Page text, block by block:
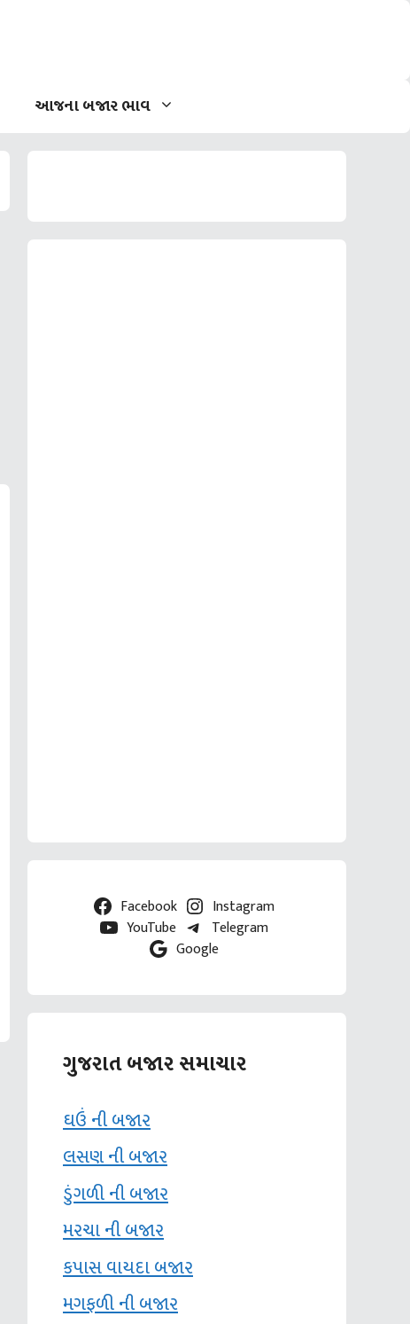
આજના બજાર ભાવ
Facebook
Instagram
YouTube
Telegram
Google
ગુજરાત બજાર સમાચાર
ઘઉં ની બજાર
લસણ ની બજાર
ડુંગળી ની બજાર
મરચા ની બજાર
કપાસ વાયદા બજાર
મગફળી ની બજાર